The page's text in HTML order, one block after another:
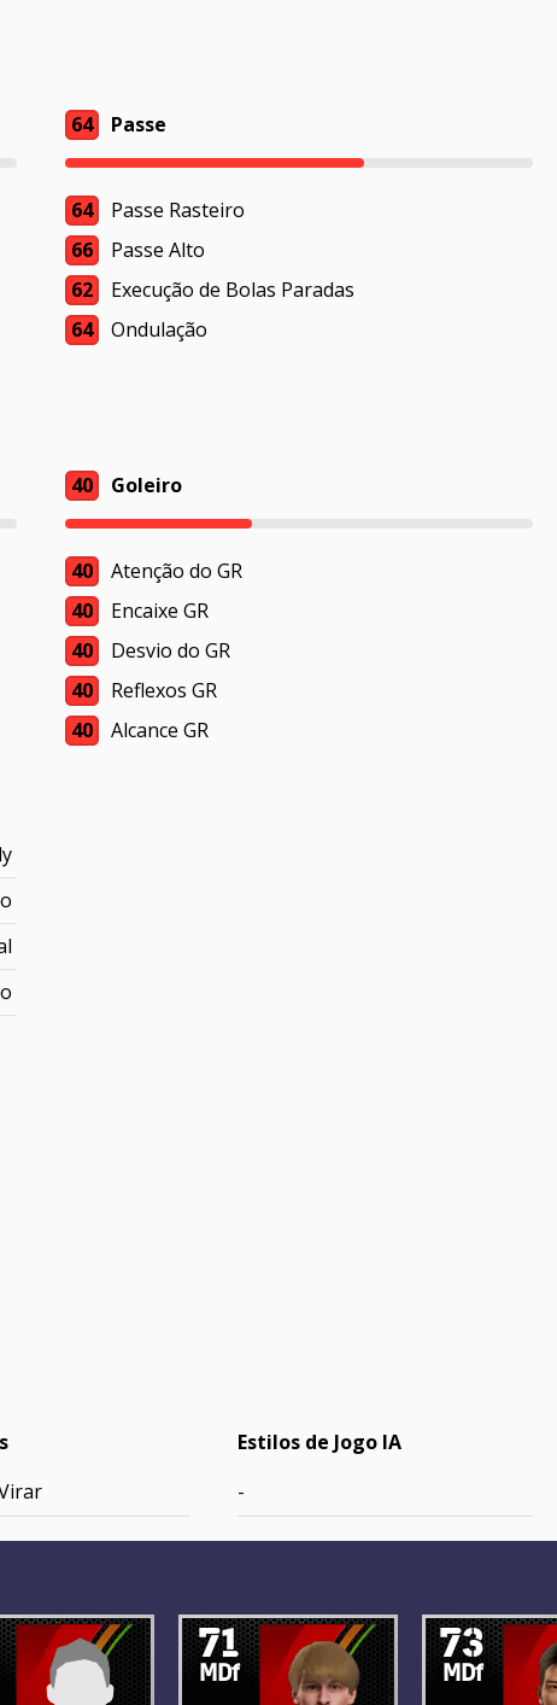
64 Passe
64
Passe Rasteiro
66
Passe Alto
62
Execução de Bolas Paradas
64
Ondulação
40 Goleiro
40
Atenção do GR
40
Encaixe GR
40
Desvio do GR
40
Reflexos GR
40
Alcance GR
Estilos de Jogo IA
-
71
MDf
73
MDf